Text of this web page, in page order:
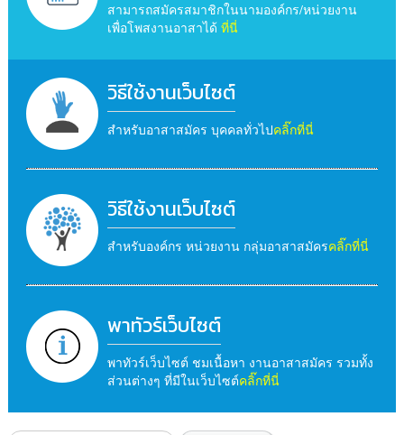
สามารถสมัครสมาชิกในนามองค์กร/หน่วยงาน
เพื่อโพสงานอาสาได้ ที่นี่
วิธีใช้งานเว็บไซต์
สำหรับอาสาสมัคร บุคคลทั่วไปคลิ๊กที่นี่
วิธีใช้งานเว็บไซต์
สำหรับองค์กร หน่วยงาน กลุ่มอาสาสมัครคลิ๊กที่นี่
พาทัวร์เว็บไซต์
พาทัวร์เว็บไซต์ ชมเนื้อหา งานอาสาสมัคร รวมทั้ง
ส่วนต่างๆ ที่มีในเว็บไซต์คลิ๊กที่นี่